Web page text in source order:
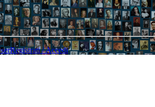
Registrati / Accedi